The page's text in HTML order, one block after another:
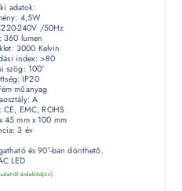
adatok:
4,5W
240V /50Hz
360 lumen
3000 Kelvin
index: >80
szög: 100°
IP20
műanyag
A
CE, EMC, ROHS
45 mm x 100 mm
3 év
és 90°-ban dönthető.
LED
érdeklődjön)